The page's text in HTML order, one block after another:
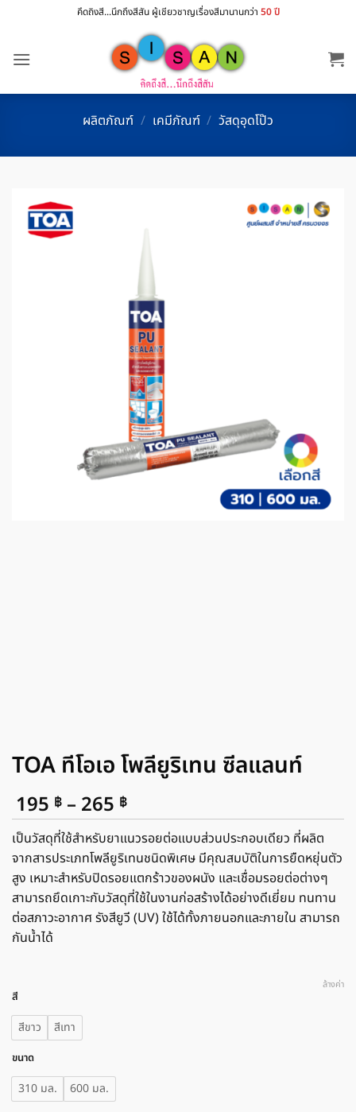
เนื้อหา
คึดถิงสี...นึกถึงสีสัน ผู้เชียวชาญเรื่องสีมานานกว่า 50 ปี
ผลิตภัณฑ์ / เคมีภัณฑ์ / วัสดุอุดโป๊ว
TOA ทีโอเอ โพลียูริเทน ซีลแลนท์
195 ฿ – 265 ฿Price
range:
195 ฿
through
265 ฿
เป็นวัสดุที่ใช้สำหรับยาแนวรอยต่อแบบส่วนประกอบเดียว ที่ผลิต
จากสารประเภทโพลียูริเทนชนิดพิเศษ มีคุณสมบัติในการยืดหยุ่นตัว
สูง เหมาะสำหรับปิดรอยแตกร้าวของผนัง และเชื่อมรอยต่อต่างๆ
สามารถยึดเกาะกับวัสดุที่ใช้ในงานก่อสร้างได้อย่างดีเยี่ยม ทนทาน
ต่อสภาวะอากาศ รังสียูวี (UV) ใช้ได้ทั้งภายนอกและภายใน สามารถ
กันน้ำได้
สี
สีขาว สีเทา
ขนาด
310 มล. 600 มล.
ล้างค่า